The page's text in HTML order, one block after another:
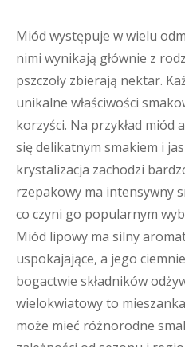
Miód występuje w wielu
nimi wynikają głównie z
pszczoły zbierają nektar.
unikalne właściwości
korzyści. Na przykład miód
się delikatnym smakiem i
krystalizacja zachodzi
rzepakowy ma intensywny
co czyni go popularnym
Miód lipowy ma silny
uspokajające, a jego
bogactwie składników
wielokwiatowy to
może mieć różnorodne